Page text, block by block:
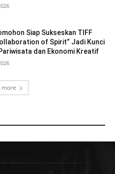
Siap Sukseskan TIFF
of Spirit” Jadi Kunci
dan Ekonomi Kreatif
more